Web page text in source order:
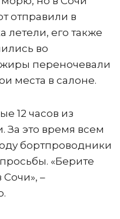
отправили в
его также
во
переночевали
места в салоне.
12 часов из
За это время всем
бортпроводники
«Берите
Сочи», –